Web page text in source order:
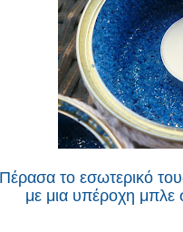
Πέρασα το εσωτερικό
με μια υπέροχη μπλε